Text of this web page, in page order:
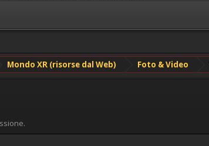
Mondo XR (risorse dal Web) Foto & Video